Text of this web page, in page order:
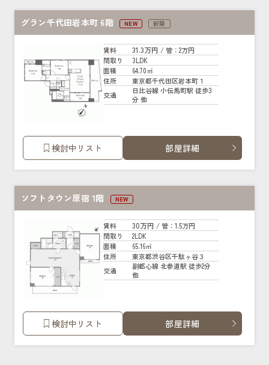
グラン千代田岩本町 6階 NEW 新築
賃料 31.3万円 / 管：2万円
間取り
3LDK
面積
64.70㎡
住所
東京都千代田区岩本町１
交通
日比谷線 小伝馬町駅 徒歩3
分 他
検討中リスト 部屋詳細
ソフトタウン原宿 1階 NEW
賃料 30万円 / 管：1.5万円
間取り
2LDK
面積
65.16㎡
住所
東京都渋谷区千駄ヶ谷３
交通
副都心線 北参道駅 徒歩2分
他
検討中リスト 部屋詳細